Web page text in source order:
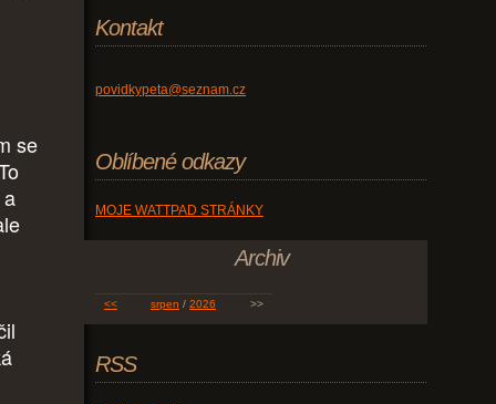
se
Kontakt
povidkypeta@seznam.cz
Oblíbené odkazy
MOJE WATTPAD STRÁNKY
Archiv
<< srpen / 2026 >>
RSS